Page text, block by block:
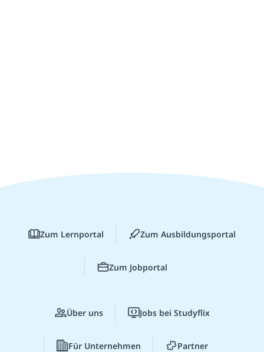
Zum Lernportal Zum Ausbildungsportal
Zum Jobportal
Über uns Jobs bei Studyflix
Für Unternehmen Partner